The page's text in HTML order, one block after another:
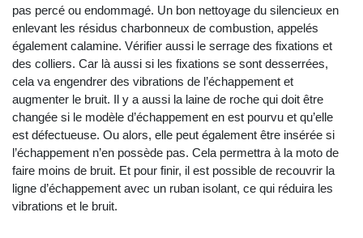
pas percé ou endommagé. Un bon nettoyage du silencieux en
enlevant les résidus charbonneux de combustion, appelés
également calamine. Vérifier aussi le serrage des fixations et
des colliers. Car là aussi si les fixations se sont desserrées,
cela va engendrer des vibrations de l’échappement et
augmenter le bruit. Il y a aussi la laine de roche qui doit être
changée si le modèle d’échappement en est pourvu et qu’elle
est défectueuse. Ou alors, elle peut également être insérée si
l’échappement n’en possède pas. Cela permettra à la moto de
faire moins de bruit. Et pour finir, il est possible de recouvrir la
ligne d’échappement avec un ruban isolant, ce qui réduira les
vibrations et le bruit.